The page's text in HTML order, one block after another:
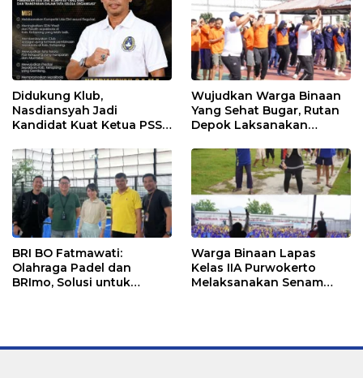
Didukung Klub,
Nasdiansyah Jadi
Kandidat Kuat Ketua PSSI
Wujudkan Warga Binaan
Yang Sehat Bugar, Rutan
Depok Laksanakan
BRI BO Fatmawati:
Olahraga Padel dan
BRImo, Solusi untuk
Warga Binaan Lapas
Kelas IIA Purwokerto
Melaksanakan Senam